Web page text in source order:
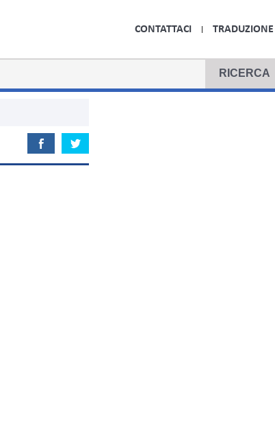
CONTATTACI TRADUZIONE